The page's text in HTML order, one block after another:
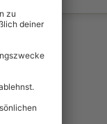
& verlängerbar.